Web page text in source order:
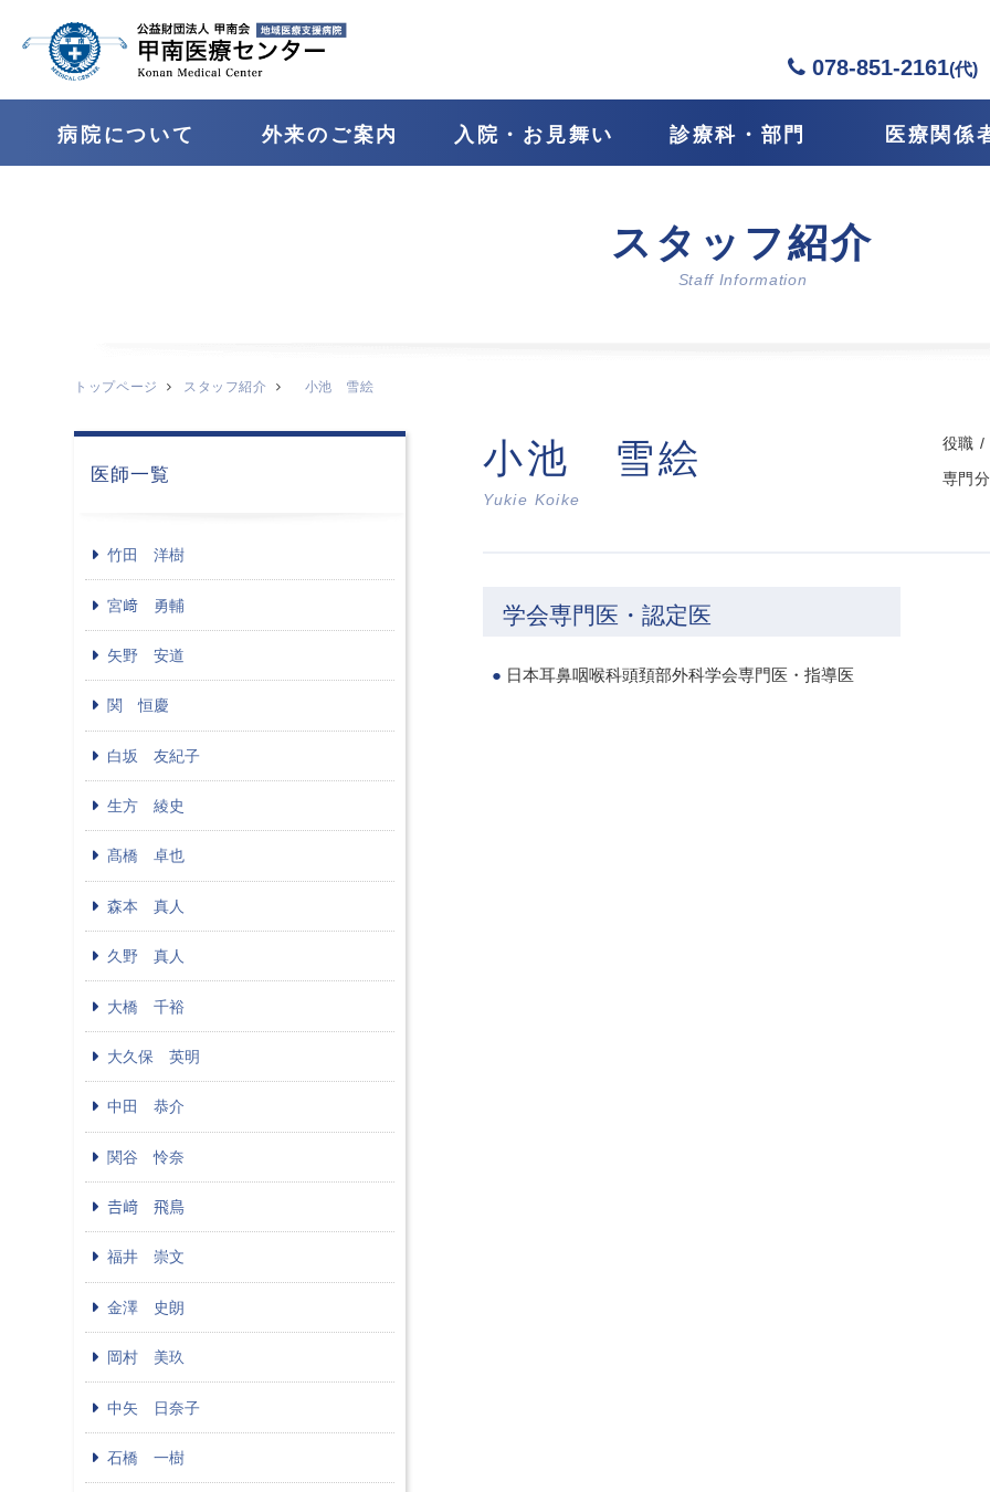
078-851-2161(代)
病院について 外来のご案内 ⼊院・お見舞い 診療科・部門 医療関係
スタッフ紹介
Staff Information
トップページ スタッフ紹介 小池 雪絵
小池 雪絵
Yukie Koike
役職 /
専門
学会専門医・認定医
日本耳鼻咽喉科頭頚部外科学会専門医・指導医
医師一覧
竹田 洋樹
宮﨑 勇輔
矢野 安道
関 恒慶
白坂 友紀子
生方 綾史
髙橋 卓也
森本 真人
久野 真人
大橋 千裕
大久保 英明
中田 恭介
関谷 怜奈
𠮷﨑 飛鳥
福井 崇文
金澤 史朗
岡村 美玖
中矢 日奈子
石橋 一樹